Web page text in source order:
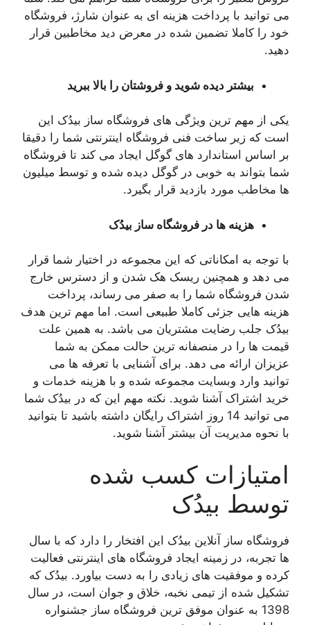
می توانید با پرداخت هزینه ای به عنوان شارژ، فروشگاه
خود را کاملا تضمین شده در معرض دید مخاطبین قرار
دهید.
بیشتر دیده شوید و فروشتان را بالا ببرید
یکی از مهم ترین ویژگی های فروشگاه ساز بیدُک این
است که زیر ساخت فنی فروشگاه اینترنتی شما را دقیقا
بر اساس استاندارد های گوگل ایجاد می کند تا فروشگاه
شما بتواند به خوبی در گوگل دیده شده و توسط میلیون
ها مخاطب مورد بازدید قرار بگیرد.
هزینه ها در فروشگاه ساز بیدُک
با توجه به امکاناتی که این مجموعه در اختیار شما قرار
می دهد و همچنین ریسک هک شدن و از دسترس خارج
شدن فروشگاه شما را به صفر می رساند، پرداخت
هزینه هایی جزئی کاملا طبیعی است. اما مهم ترین هدف
بیدُک جلب رضایت مشتریان می باشد. به همین علت
قیمت ها را در منصفانه ترین حالت ممکن به شما
عزیزان ارائه می دهد. برای آشنایی با تعرفه ها می
توانید وارد وبسایت مجموعه شده و با هزینه خدمات و
خرید اشتراک آشنا شوید. نکته مهم این که در بیدُک شما
می توانید 14 روز اشتراک رایگان داشته باشید تا بتوانید
با نحوه مدیریت آن بیشتر آشنا شوید.
امتیازات کسب شده
توسط بیدُک
فروشگاه ساز آنلاین بیدُک این افتخار را دارد که با سال
ها تجربه، در زمینه ایجاد فروشگاه های اینترنتی فعالیت
کرده و موفقیت های زیادی را به دست بیاورد‌. بیدُک که
تشکیل شده از تیمی نخبه، خلاق و جوان است، در سال
1398 به عنوان موفق ترین فروشگاه ساز جشنواره